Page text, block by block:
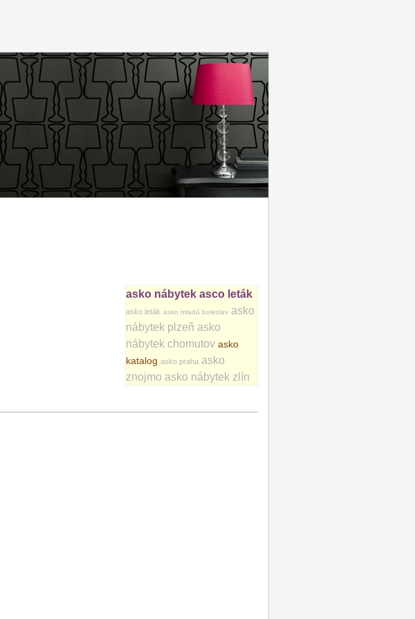
asko nábytek asco leták
asko leták asko mladá boleslav asko
nábytek plzeň asko
nábytek chomutov asko
katalog asko praha asko
znojmo asko nábytek zlín